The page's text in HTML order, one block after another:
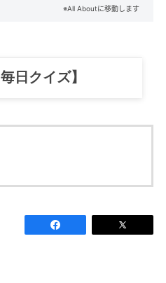
※All Aboutに移動します
日クイズ】